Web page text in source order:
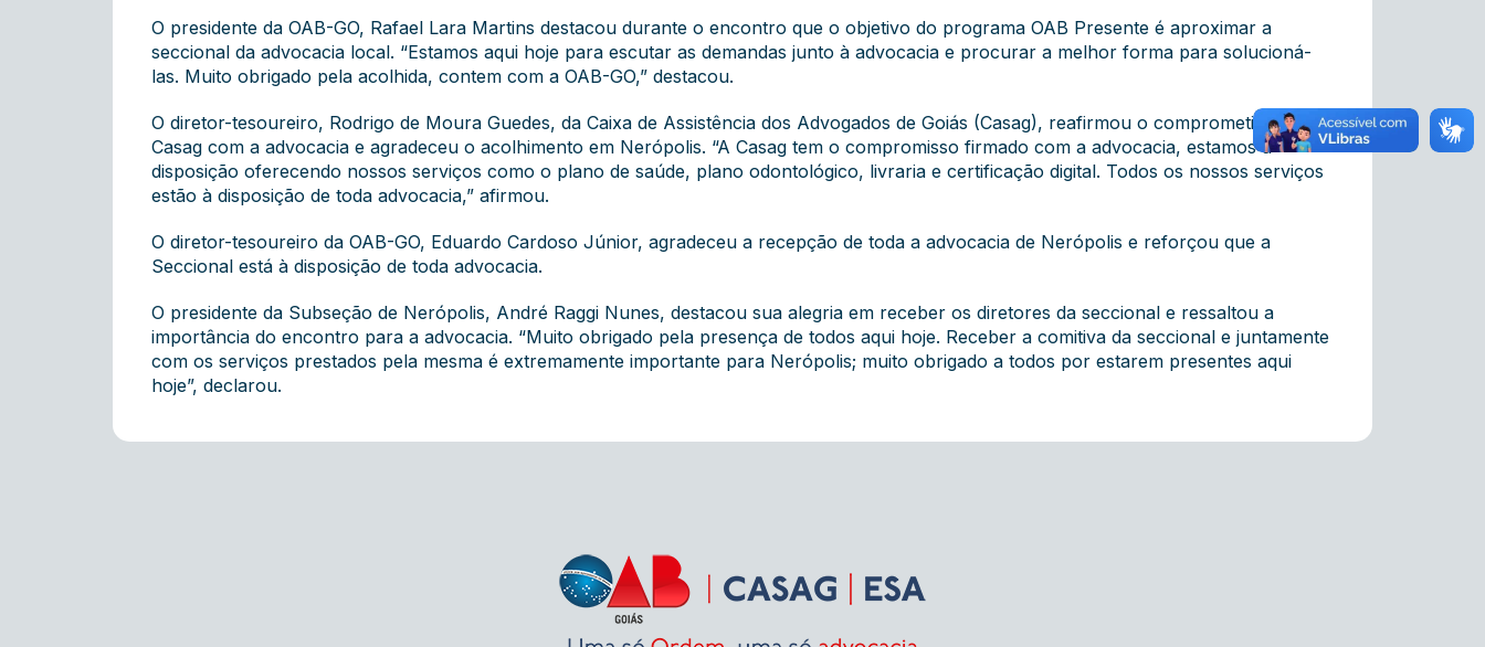
O presidente da OAB-GO, Rafael Lara Martins destacou durante o encontro que o objetivo do programa OAB Presente é aproximar a
seccional da advocacia local. “Estamos aqui hoje para escutar as demandas junto à advocacia e procurar a melhor forma para solucioná-
las. Muito obrigado pela acolhida, contem com a OAB-GO,” destacou.
O diretor-tesoureiro, Rodrigo de Moura Guedes, da Caixa de Assistência dos Advogados de Goiás (Casag), reafirmou o comprometimento da
Casag com a advocacia e agradeceu o acolhimento em Nerópolis. “A Casag tem o compromisso firmado com a advocacia, estamos à
disposição oferecendo nossos serviços como o plano de saúde, plano odontológico, livraria e certificação digital. Todos os nossos serviços
estão à disposição de toda advocacia,” afirmou.
O diretor-tesoureiro da OAB-GO, Eduardo Cardoso Júnior, agradeceu a recepção de toda a advocacia de Nerópolis e reforçou que a
Seccional está à disposição de toda advocacia.
O presidente da Subseção de Nerópolis, André Raggi Nunes, destacou sua alegria em receber os diretores da seccional e ressaltou a
importância do encontro para a advocacia. “Muito obrigado pela presença de todos aqui hoje. Receber a comitiva da seccional e juntamente
com os serviços prestados pela mesma é extremamente importante para Nerópolis; muito obrigado a todos por estarem presentes aqui
hoje”, declarou.